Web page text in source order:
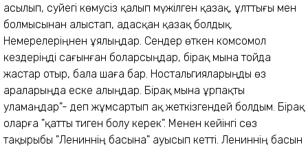
асылып, суйегі көмусіз қалып мүжілген қазақ, ұлттығы мен
болмысынан алыстап, адасқан қазақ болдық.
Немерелеріңнен ұялыңдар. Сендер өткен комсомол
кездеріңді сағынған боларсыңдар, бірақ мына тойда
жастар отыр, бала шаға бар. Ностальгияларыңды өз
араларыңда еске алыңдар. Бірақ мына ұрпақты
уламаңдар"- деп жұмсартып ақ жеткізгендей болдым. Бірақ
оларға "қатты тиген болу керек". Менен кейінгі сөз
тақырыбы "Лениннің басына" ауысып кетті. Лениннің басын